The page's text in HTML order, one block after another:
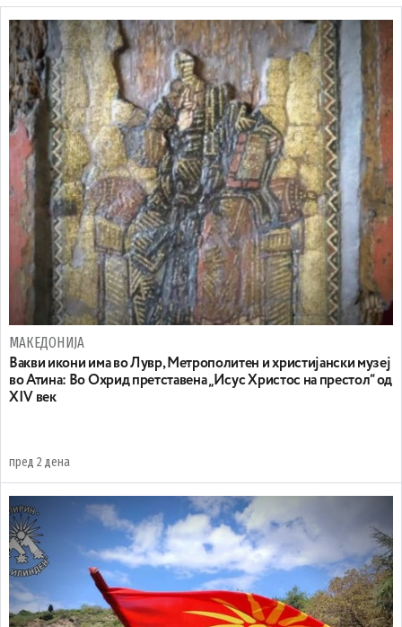
МАКЕДОНИЈА
Вакви икони има во Лувр, Метрополитен и христијански музеј
во Атина: Во Охрид претставена „Исус Христос на престол“ од
XIV век
пред 2 дена